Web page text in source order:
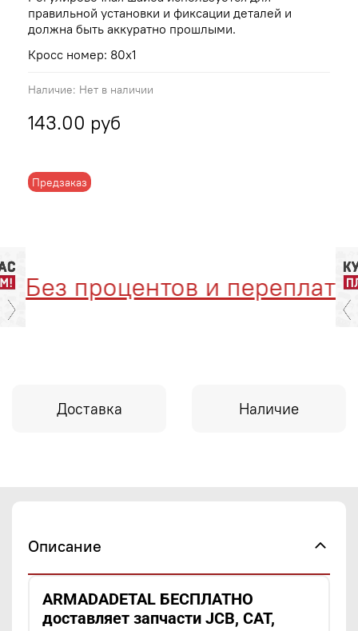
Наличие: Нет в наличии
Предзаказ
143.00 руб
правильной установки и фиксации деталей и
должна быть аккуратно прошлыми.
Кросс номер: 80x1
Без процентов и переплат
Доставка Наличие
Описание
ARMADADETAL БЕСПЛАТНО
доставляет запчасти JCB, CAT,